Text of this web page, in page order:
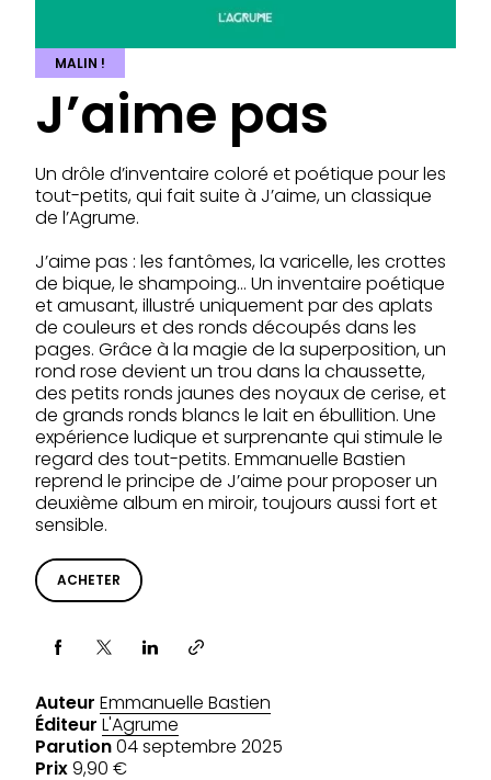
MALIN !
J’aime pas
Un drôle d’inventaire coloré et poétique pour les
tout-petits, qui fait suite à J’aime, un classique
de l’Agrume.
J’aime pas : les fantômes, la varicelle, les crottes
de bique, le shampoing… Un inventaire poétique
et amusant, illustré uniquement par des aplats
de couleurs et des ronds découpés dans les
pages. Grâce à la magie de la superposition, un
rond rose devient un trou dans la chaussette,
des petits ronds jaunes des noyaux de cerise, et
de grands ronds blancs le lait en ébullition. Une
expérience ludique et surprenante qui stimule le
regard des tout-petits. Emmanuelle Bastien
reprend le principe de J’aime pour proposer un
deuxième album en miroir, toujours aussi fort et
sensible.
ACHETER
Partager via
Auteur Emmanuelle Bastien
Éditeur L'Agrume
Parution04 septembre 2025
Prix9,90 €